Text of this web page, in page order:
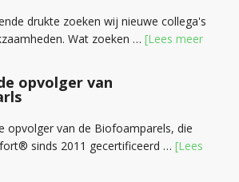
drukte zoeken wij nieuwe collega's
Wat zoeken … [Lees meer
opvolger van
opvolger van de Biofoamparels, die
sinds 2011 gecertificeerd … [Lees